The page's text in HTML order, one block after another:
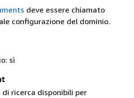
deve essere chiamato
configurazione del dominio.
sì
ricerca disponibili per